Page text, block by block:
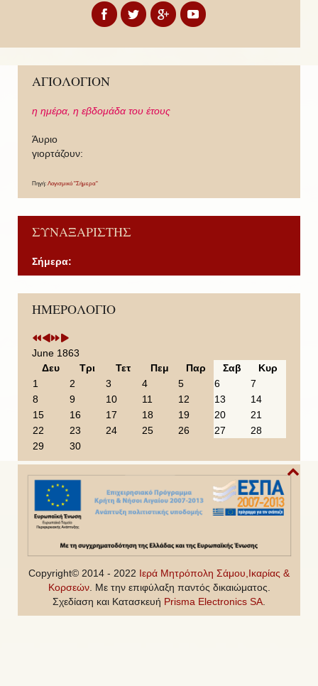
ΑΓΙΟΛΟΓΙΟΝ
η ημέρα, η εβδομάδα του έτους
Άυριο
γιορτάζουν:
Πηγή: Λογισμικό "Σήμερα"
ΣΥΝΑΞΑΡΙΣΤΗΣ
Σήμερα:
ΗΜΕΡΟΛΟΓΙΟ
P
r
v
i
u
e
a
r
P
r
v
i
o
o
n
t
h
N
e
t
Y
e
N
e
t
M
June 1863
Δευ
Τρι Τετ Πεμ Παρ Σαβ
Κυρ
1
2 3 4 5 6
7
8
9 10 11 12 13
14
15
16 17 18 19 20
21
22
23 24 25 26 27
28
29
30
Copyright© 2014 - 2022 Ιερά Μητρόπολη Σάμου,Ικαρίας &
Κορσεών. Με την επιφύλαξη παντός δικαιώματος.
Σχεδίαση και Κατασκευή Prisma Electronics SA.